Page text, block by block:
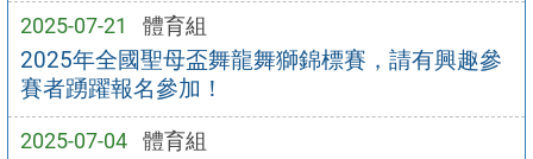
2025-07-21 體育組
2025年全國聖母盃舞龍舞獅錦標賽，請有興趣參
賽者踴躍報名參加！
2025-07-04 體育組